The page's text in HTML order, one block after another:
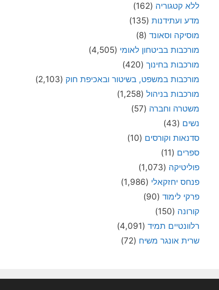
ללא קטגוריה (162)
מדע ועתידנות (135)
מוסיקה וסאונד (8)
מורכבות בביטחון לאומי (4,505)
מורכבות בחינוך (420)
מורכבות במשפט, בשיטור ובאכיפת חוק (2,103)
מורכבות בניהול (1,258)
משטרה וחברה (57)
נשים (43)
סדנאות וקורסים (10)
ספרים (11)
פוליטיקה (1,073)
פנחס יחזקאלי (1,986)
פרקי לימוד (90)
קורונה (150)
רלוונטיים תמיד (4,091)
שרית אונגר משיח (72)